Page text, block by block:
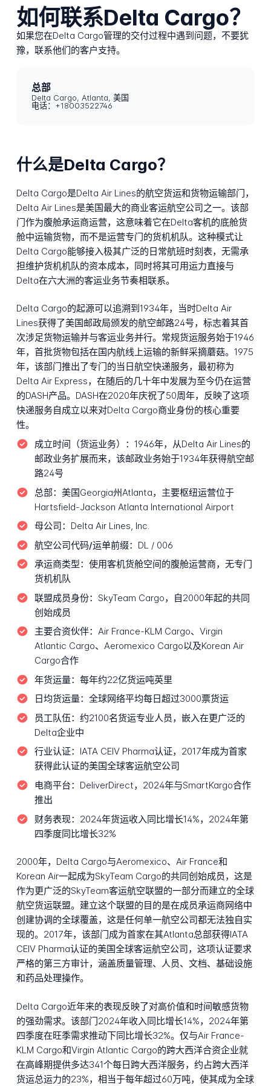
如何联系Delta Cargo？
如果您在Delta Cargo管理的交付过程中遇到问题，不要犹
豫，联系他们的客户支持。
总部
Delta Cargo, Atlanta, 美国
电话：+18003522746
什么是Delta Cargo？
Delta Cargo是Delta Air Lines的航空货运和货物运输部门，
Delta Air Lines是美国最大的商业客运航空公司之一。该部
门作为腹舱承运商运营，这意味着它在Delta客机的底舱货
舱中运输货物，而不是运营专门的货机机队。这种模式让
Delta Cargo能够接入极其广泛的日常航班时刻表，无需承
担维护货机机队的资本成本，同时将其可用运力直接与
Delta在六大洲的客运业务节奏相联系。
Delta Cargo的起源可以追溯到1934年，当时Delta Air
Lines获得了美国邮政局颁发的航空邮路24号，标志着其首
次涉足货物运输并与客运业务并行。常规货运服务始于1946
年，首批货物包括在国内航线上运输的新鲜采摘蘑菇。1975
年，该部门推出了专门的当日航空快递服务，最初称为
Delta Air Express，在随后的几十年中发展为至今仍在运营
的DASH产品。DASH在2020年庆祝了50周年，反映了这项
快递服务自成立以来对Delta Cargo商业身份的核心重要
性。
成立时间（货运业务）： 1946年，从Delta Air Lines的
邮政业务扩展而来，该邮政业务始于1934年获得航空邮
路24号
总部： 美国Georgia州Atlanta，主要枢纽运营位于
Hartsfield-Jackson Atlanta International Airport
母公司： Delta Air Lines, Inc.
航空公司代码/运单前缀： DL / 006
承运商类型： 使用客机货舱空间的腹舱运营商，无专门
货机机队
联盟成员身份： SkyTeam Cargo，自2000年起的共同
创始成员
主要合资伙伴： Air France-KLM Cargo、Virgin
Atlantic Cargo、Aeromexico Cargo以及Korean Air
Cargo合作
年货运量： 每年约22亿货运吨英里
日均货运量： 全球网络平均每日超过3000票货运
员工队伍： 约2100名货运专业人员，嵌入在更广泛的
Delta企业中
行业认证： IATA CEIV Pharma认证，2017年成为首家
获得此认证的美国全球客运航空公司
电商平台： DeliverDirect，2024年与SmartKargo合作
推出
财务表现： 2024年货运收入同比增长14%，2024年第
四季度同比增长32%
2000年，Delta Cargo与Aeromexico、Air France和
Korean Air一起成为SkyTeam Cargo的共同创始成员，这是
作为更广泛的SkyTeam客运航空联盟的一部分而建立的全球
航空货运联盟。建立这个联盟的目的是在成员承运商网络中
创建协调的全球覆盖，这是任何单一航空公司都无法独自实
现的。2017年，该部门成为首家在其Atlanta总部获得IATA
CEIV Pharma认证的美国全球客运航空公司，这项认证要求
严格的第三方审计，涵盖质量管理、人员、文档、基础设施
和药品处理操作。
Delta Cargo近年来的表现反映了对高价值和时间敏感货物
的强劲需求。该部门2024年收入同比增长14%，2024年第
四季度在旺季需求推动下同比增长32%。仅与Air France-
KLM Cargo和Virgin Atlantic Cargo的跨大西洋合资企业就
在高峰期提供多达341个每日跨大西洋服务，约占跨大西洋
货运总运力的23%，相当于每年超过60万吨，使其成为全球